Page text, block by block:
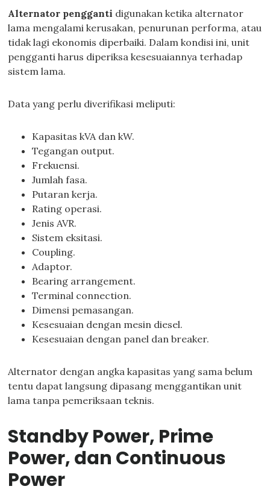
Alternator pengganti digunakan ketika alternator
lama mengalami kerusakan, penurunan performa, atau
tidak lagi ekonomis diperbaiki. Dalam kondisi ini, unit
pengganti harus diperiksa kesesuaiannya terhadap
sistem lama.
Data yang perlu diverifikasi meliputi:
Kapasitas kVA dan kW.
Tegangan output.
Frekuensi.
Jumlah fasa.
Putaran kerja.
Rating operasi.
Jenis AVR.
Sistem eksitasi.
Coupling.
Adaptor.
Bearing arrangement.
Terminal connection.
Dimensi pemasangan.
Kesesuaian dengan mesin diesel.
Kesesuaian dengan panel dan breaker.
Alternator dengan angka kapasitas yang sama belum
tentu dapat langsung dipasang menggantikan unit
lama tanpa pemeriksaan teknis.
Standby Power, Prime
Power, dan Continuous
Power